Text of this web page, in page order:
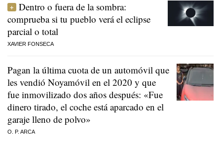
Dentro o fuera de la sombra:
comprueba si tu pueblo verá el eclipse
parcial o total
XAVIER FONSECA
Pagan la última cuota de un automóvil que
les vendió Noyamóvil en el 2020 y que
fue inmovilizado dos años después: «Fue
dinero tirado, el coche está aparcado en el
garaje lleno de polvo»
O. P. ARCA